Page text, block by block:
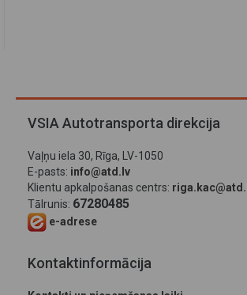
VSIA Autotransporta direkcija
Vaļņu iela 30, Rīga, LV-1050
E-pasts: info@atd.lv
Klientu apkalpošanas centrs:
Tālrunis: 67280485
e-adrese
Kontaktinformācija